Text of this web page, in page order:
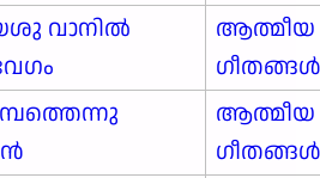
വാനിൽ
ആത്മീയ
ഗീതങ്ങൾ
ആത്മീയ
ഗീതങ്ങൾ